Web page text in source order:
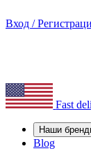
Вход /
Fast
Наши
Blog